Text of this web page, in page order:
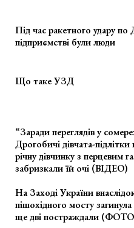
Під час ракетного удару по
підприємстві були люди
Що таке УЗД
“Заради переглядів у
Дрогобичі дівчата-
річну дівчинку з перцевим
забризкали їй очі (ВІДЕО)
На Заході України
пішохідного мосту
ще дві постраждали